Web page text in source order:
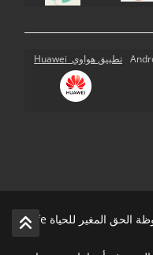
تطبيق هواوي Huawei
Copyright حقوق الملكية والنشر محفوظة الحق المغير للحياة Life